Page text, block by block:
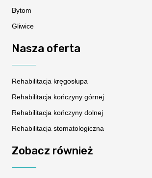
Bytom
Gliwice
Nasza oferta
Rehabilitacja kręgosłupa
Rehabilitacja kończyny górnej
Rehabilitacja kończyny dolnej
Rehabilitacja stomatologiczna
Zobacz również